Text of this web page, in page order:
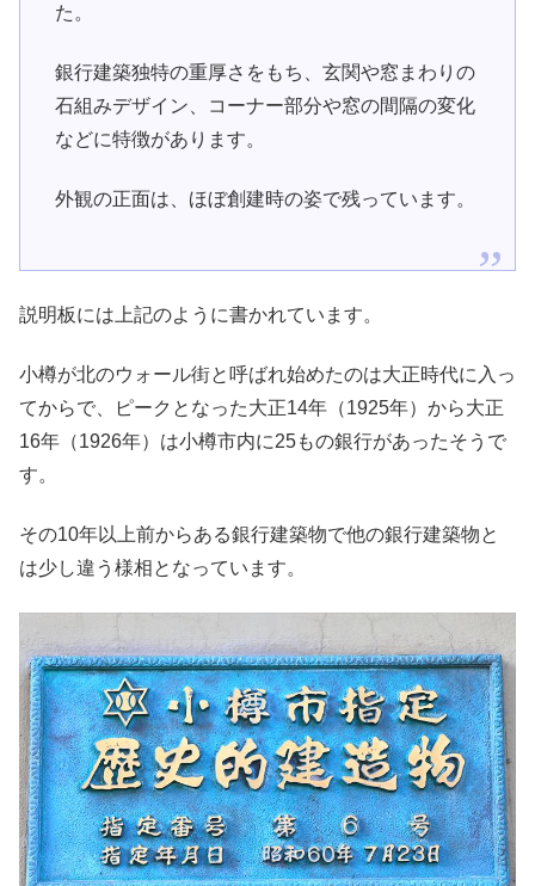
た。
銀行建築独特の重厚さをもち、玄関や窓まわりの
石組みデザイン、コーナー部分や窓の間隔の変化
などに特徴があります。
外観の正面は、ほぼ創建時の姿で残っています。
説明板には上記のように書かれています。
小樽が北のウォール街と呼ばれ始めたのは大正時代に入っ
てからで、ピークとなった大正14年（1925年）から大正
16年（1926年）は小樽市内に25もの銀行があったそうで
す。
その10年以上前からある銀行建築物で他の銀行建築物と
は少し違う様相となっています。